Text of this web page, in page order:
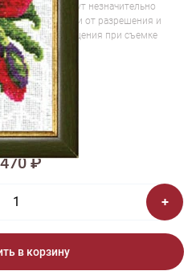
товара могут незначительно
взависимости от разрешения и
условий освещения при съемке
Маки
₽
в корзину